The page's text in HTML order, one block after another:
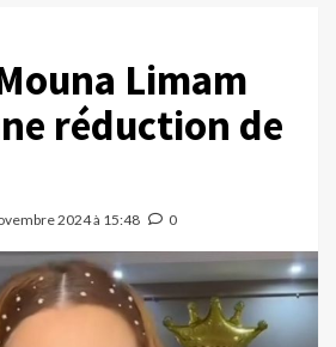
Limam
réduction de
2024 à 15:48 0